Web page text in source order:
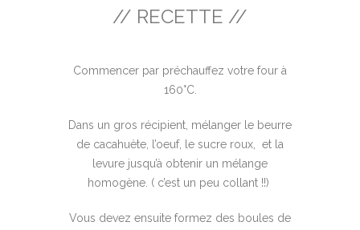
// RECETTE //
Commencer par préchauffez votre four à
160°C.
Dans un gros récipient, mélanger le beurre
de cacahuète, l’oeuf, le sucre roux, et la
levure jusqu’à obtenir un mélange
homogène. ( c’est un peu collant !!)
Vous devez ensuite formez des boules de